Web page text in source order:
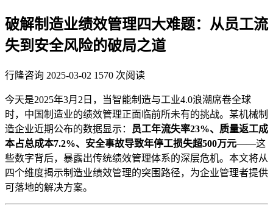
破解制造业绩效管理四大难题：从员工流
失到安全风险的破局之道
行隆咨询 2025-03-02 1570 次阅读
今天是2025年3月2日，当智能制造与工业4.0浪潮席卷全球
时，中国制造业的绩效管理正面临前所未有的挑战。某机械制
造企业近期公布的数据显示：
员工年流失率23%、质量返工成
本占总成本7.2%、安全事故导致年停工损失超500万元——这
些数字背后，暴露出传统绩效管理体系的深层危机。本文将从
四个维度揭示制造业绩效管理的突围路径，为企业管理者提供
可落地的解决方案。